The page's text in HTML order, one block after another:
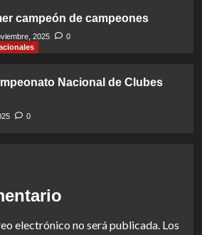
campeón de campeones
2025
0
Nacional de Clubes
0
electrónico no será publicada. Los